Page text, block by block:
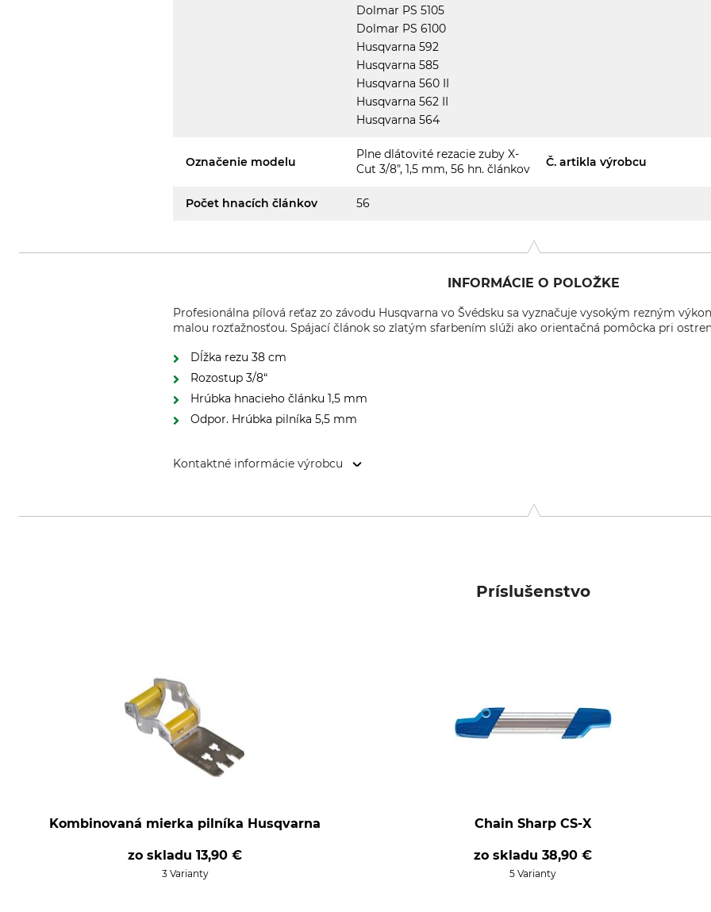
Dolmar PS 5105
Dolmar PS 6100
Husqvarna 592
Husqvarna 585
Husqvarna 560 II
Husqvarna 562 II
Husqvarna 564
Označenie modelu
Plne dlátovité rezacie zuby X-
Cut 3/8", 1,5 mm, 56 hn. článkov
Č. artikla výrobcu
Počet hnacích článkov 56
INFORMÁCIE O POLOŽKE
Profesionálna pílová reťaz zo závodu Husqvarna vo Švédsku sa vyznačuje vysokým rezným
malou rozťažnosťou. Spájací článok so zlatým sfarbením slúži ako orientačná pomôcka pri
Dĺžka rezu 38 cm
Rozostup 3/8“
Hrúbka hnacieho článku 1,5 mm
Odpor. Hrúbka pilníka 5,5 mm
Kontaktné informácie výrobcu
Príslušenstvo
Kombinovaná mierka pilníka Husqvarna
zo skladu13,90 €
3 Varianty
Chain Sharp CS-X
zo skladu38,90 €
5 Varianty